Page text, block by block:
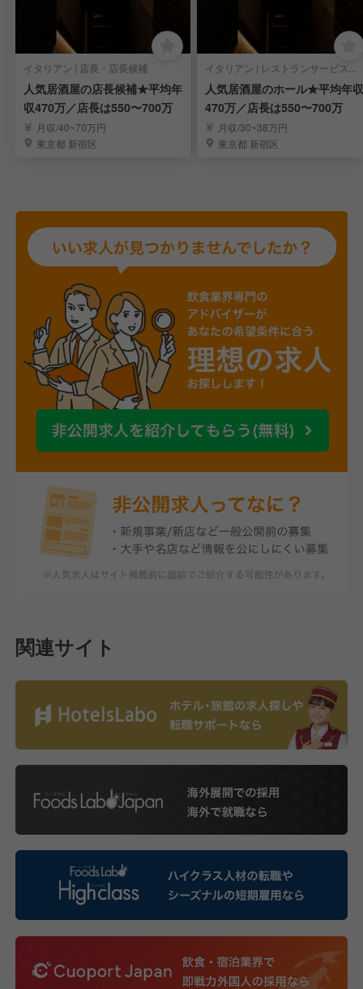
イタリアン | 店長・店長候補
人気居酒屋の店長候補★平均年
収470万／店長は550〜700万
月収/40~70万円
東京都 新宿区
イタリアン | レストランサービス・ホールスタッフ
人気居酒屋のホール★平均年収
470万／店長は550〜700万
月収/30~38万円
東京都 新宿区
関連サイト